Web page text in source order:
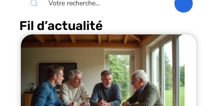
Fil d’actualité